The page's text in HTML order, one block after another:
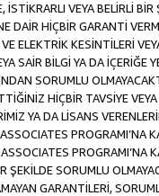
İSTİKRARLI VEYA BELİRLİ
DAİR HİÇBİR GARANTİ
ELEKTRİK KESİNTİLERİ
SAİR BİLGİ YA DA İÇERİĞE
SORUMLU
HİÇBİR TAVSİYE
YA DA LİSANS
PROGRAMI’NA
PROGRAMI’NA
ŞEKİLDE SORUMLU
GARANTİLERİ,